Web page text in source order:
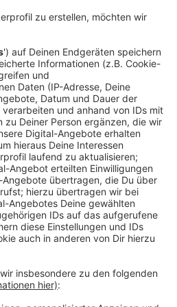
82 Jahre alt.
18:28
sich unterschiedlich. Im
deutlich um knapp 342
Inzidenz dagegen wieder
Punkte. Unterm Strich liegt
der landesweiten Corona-